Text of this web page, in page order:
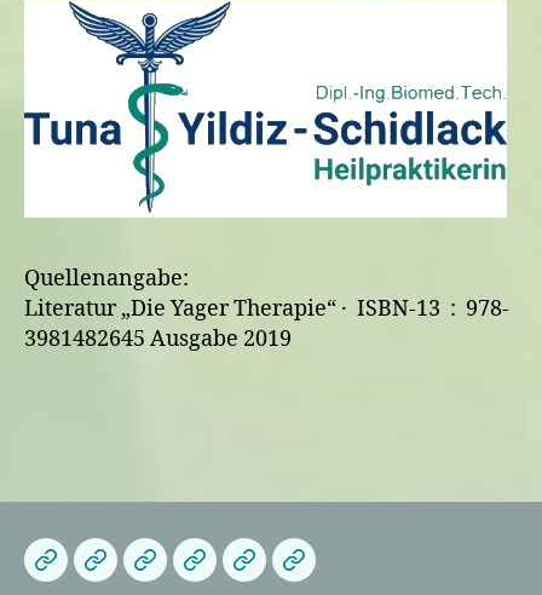
Quellenangabe:
Literatur „Die Yager Therapie“ · ISBN-13 ‏ : ‎ 978-
3981482645 Ausgabe 2019
HerzlichStartseite
AboutDie
Datenschutzerklärung
Impressum